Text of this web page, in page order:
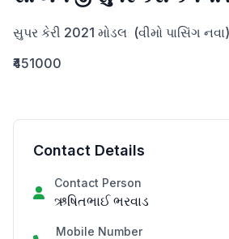
સુપર કેરી 2021 મોડલ  (વીમો પાસિંગ
₹451000
Contact Details
Contact Person
ઋષિતભાઈ ભરવાડ
Mobile Number